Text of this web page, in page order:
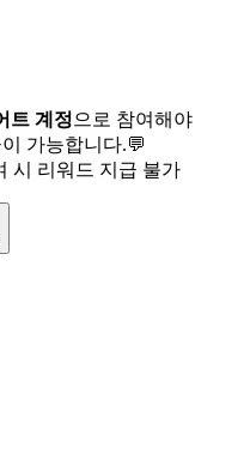
트 계정으로 참여해야
가능합니다.💬
시 리워드 지급 불가